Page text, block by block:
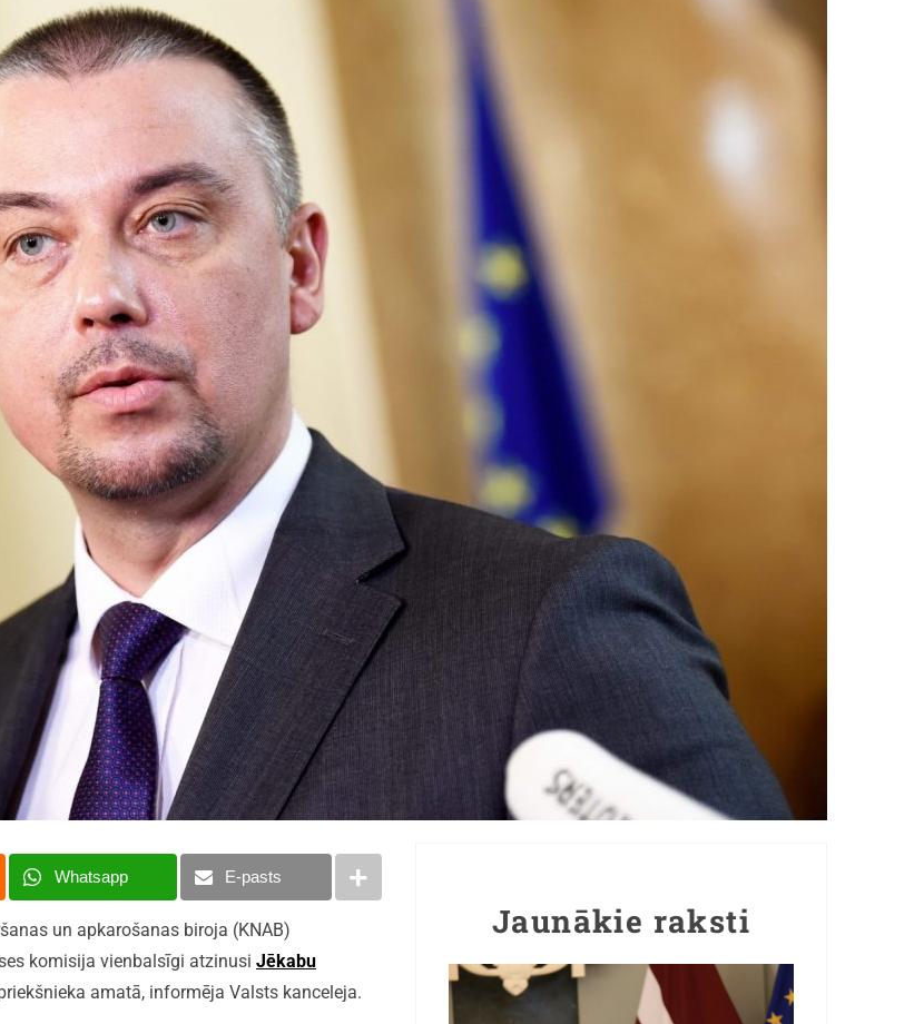
Whatsapp E-pasts
un apkarošanas biroja (KNAB)
komisija vienbalsīgi atzinusi Jēkabu
amatā, informēja Valsts kanceleja.
Jaunākie raksti